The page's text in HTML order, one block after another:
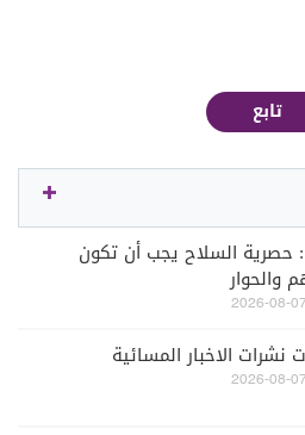
تابع
حصرية السلاح يجب أن تكون
والحوار
نشرات الاخبار المسائية